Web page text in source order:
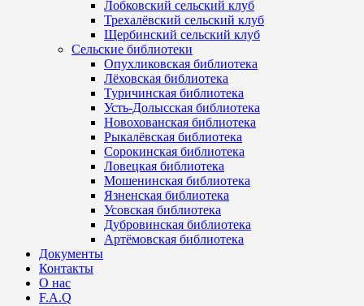
Лобковский сельский клуб
Трехалёвский сельский клуб
Щербинский сельский клуб
Сельские библиотеки
Опухликовская библиотека
Лёховская библиотека
Туричинская библиотека
Усть-Долысская библиотека
Новохованская библиотека
Рыкалёвская библиотека
Сорокинская библиотека
Ловецкая библиотека
Мошенинская библиотека
Язненская библиотека
Усовская библиотека
Дубровинская библиотека
Артёмовская библиотека
Документы
Контакты
О нас
F.A.Q